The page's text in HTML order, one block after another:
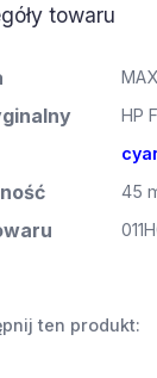
towaru
HP
45
ten produkt: